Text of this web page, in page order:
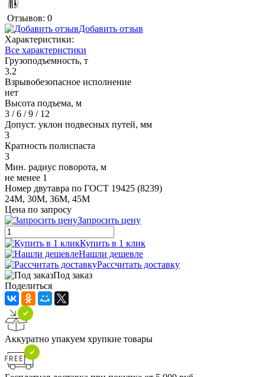
Отзывов: 0
Добавить отзыв
Характеристики:
Все характеристики
Грузоподъемность, т
3.2
Взрывобезопасное исполнение
нет
Высота подъема, м
3 / 6 / 9 / 12
Допуст. уклон подвесных путей, мм
3
Кратность полиспаста
3
Мин. радиус поворота, м
не менее 1
Номер двутавра по ГОСТ 19425 (8239)
24М, 30М, 36М, 45М
Цена по запросу
Запросить цену
Купить в 1 клик
Нашли дешевле
Рассчитать доставку
Под заказ
Поделиться
Аккуратно упакуем хрупкие товары